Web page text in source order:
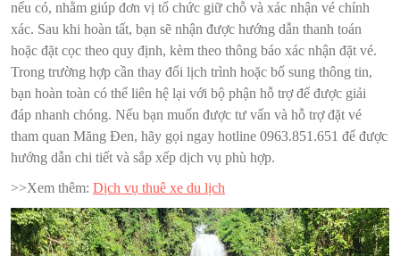
nếu có, nhằm giúp đơn vị tổ chức giữ chỗ và xác nhận vé chính
xác. Sau khi hoàn tất, bạn sẽ nhận được hướng dẫn thanh toán
hoặc đặt cọc theo quy định, kèm theo thông báo xác nhận đặt vé.
Trong trường hợp cần thay đổi lịch trình hoặc bổ sung thông tin,
bạn hoàn toàn có thể liên hệ lại với bộ phận hỗ trợ để được giải
đáp nhanh chóng. Nếu bạn muốn được tư vấn và hỗ trợ đặt vé
tham quan Măng Đen, hãy gọi ngay hotline 0963.851.651 để được
hướng dẫn chi tiết và sắp xếp dịch vụ phù hợp.
>>Xem thêm: Dịch vụ thuê xe du lịch